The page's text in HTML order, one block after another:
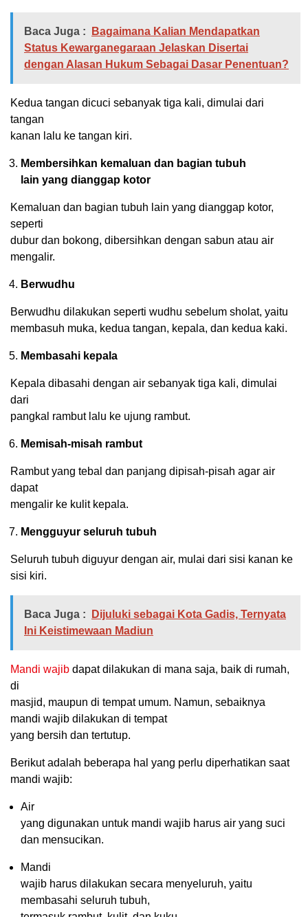
Baca Juga :
Bagaimana Kalian Mendapatkan
Status Kewarganegaraan Jelaskan Disertai
dengan Alasan Hukum Sebagai Dasar Penentuan?
Kedua tangan dicuci sebanyak tiga kali, dimulai dari
tangan
kanan lalu ke tangan kiri.
Membersihkan kemaluan dan bagian tubuh
lain yang dianggap kotor
Kemaluan dan bagian tubuh lain yang dianggap kotor,
seperti
dubur dan bokong, dibersihkan dengan sabun atau air
mengalir.
Berwudhu
Berwudhu dilakukan seperti wudhu sebelum sholat, yaitu
membasuh muka, kedua tangan, kepala, dan kedua kaki.
Membasahi kepala
Kepala dibasahi dengan air sebanyak tiga kali, dimulai
dari
pangkal rambut lalu ke ujung rambut.
Memisah-misah rambut
Rambut yang tebal dan panjang dipisah-pisah agar air
dapat
mengalir ke kulit kepala.
Mengguyur seluruh tubuh
Seluruh tubuh diguyur dengan air, mulai dari sisi kanan ke
sisi kiri.
Baca Juga :
Dijuluki sebagai Kota Gadis, Ternyata
Ini Keistimewaan Madiun
Mandi wajib dapat dilakukan di mana saja, baik di rumah,
di
masjid, maupun di tempat umum. Namun, sebaiknya
mandi wajib dilakukan di tempat
yang bersih dan tertutup.
Berikut adalah beberapa hal yang perlu diperhatikan saat
mandi wajib:
Air
yang digunakan untuk mandi wajib harus air yang suci
dan mensucikan.
Mandi
wajib harus dilakukan secara menyeluruh, yaitu
membasahi seluruh tubuh,